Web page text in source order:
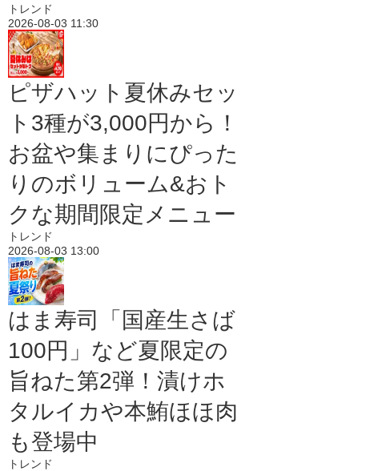
トレンド
2026-08-03 11:30
ピザハット夏休みセッ
ト3種が3,000円から！
お盆や集まりにぴった
りのボリューム&おト
クな期間限定メニュー
トレンド
2026-08-03 13:00
はま寿司「国産生さば
100円」など夏限定の
旨ねた第2弾！漬けホ
タルイカや本鮪ほほ肉
も登場中
トレンド